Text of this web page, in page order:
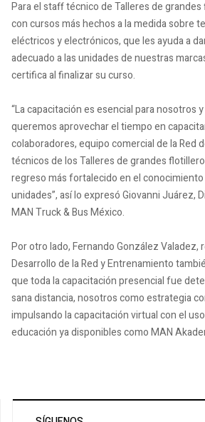
Para el staff técnico de Talleres de
con cursos más hechos a la medida sobre
eléctricos y electrónicos, que les ayuda a
adecuado a las unidades de nuestras
certifica al finalizar su curso.
“La capacitación es esencial para nosotros
queremos aprovechar el tiempo en
colaboradores, equipo comercial de la Red
técnicos de los Talleres de grandes
regreso más fortalecido en el
unidades”, así lo expresó Giovanni Juárez,
MAN Truck & Bus México.
Por otro lado, Fernando González Valadez,
Desarrollo de la Red y Entrenamiento
que toda la capacitación presencial fue
sana distancia, nosotros como estrategia
impulsando la capacitación virtual con el
educación ya disponibles como MAN